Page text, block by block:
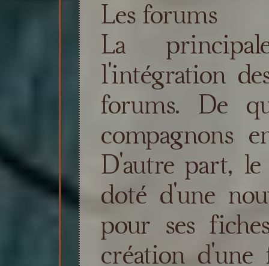
Les forums
La
l'intégration
forums. De
compagnons
D'autre part,
doté d'une
pour ses
création d'une